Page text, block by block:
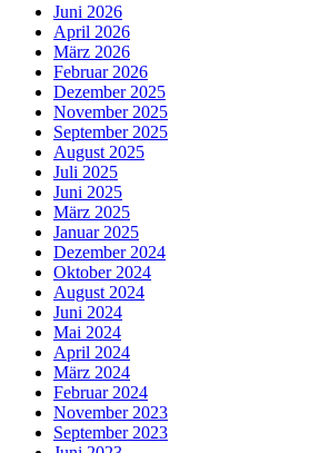
Juni 2026
April 2026
März 2026
Februar 2026
Dezember 2025
November 2025
September 2025
August 2025
Juli 2025
Juni 2025
März 2025
Januar 2025
Dezember 2024
Oktober 2024
August 2024
Juni 2024
Mai 2024
April 2024
März 2024
Februar 2024
November 2023
September 2023